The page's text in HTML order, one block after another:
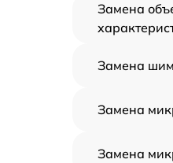
Замена
Замена
Замена
Замена